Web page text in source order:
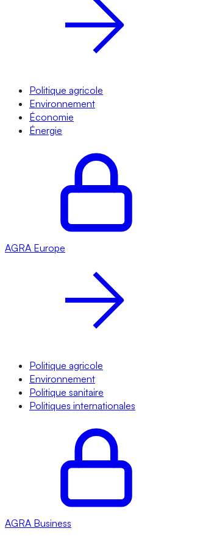
Politique agricole
Environnement
Économie
Énergie
AGRA Europe
Politique agricole
Environnement
Politique sanitaire
Politiques internationales
AGRA Business